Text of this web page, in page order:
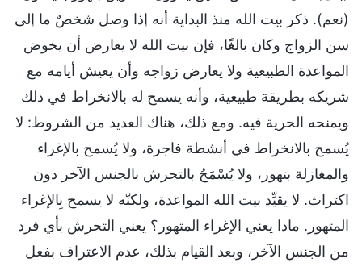
(نعم). ذكر بيت الله منذ البداية أنه إذا وصل شخصٌ ما إلى
سن الزواج وكان بالغًا، فإن بيت الله لا يعارض أن يخوض
المواعدة الطبيعية ولا يعارض زواجه وأن يعيش أيامه مع
شريكه بطريقة طبيعية، وأنه يسمح له بالانخراط في ذلك
ويمنحه الحرية فيه. ومع ذلك، هناك العديد من الشروط: لا
يُسمح بالانخراط في أنشطة فاجرة، ولا يُسمح بالإغراء
والمغازلة بتهور، ولا يُسْمَحُ بالتحرش بالجنس الآخر دون
اكتراث. لا يقيِّد بيت الله المواعدة، ولكنّه لا يسمح بِالإغراء
المتهور. ماذا يعني الإغراء المتهور؟ يعني التحرش بأي فرد
من الجنس الآخر، وبعد القيام بذلك، عدم الاعتراف بفعل